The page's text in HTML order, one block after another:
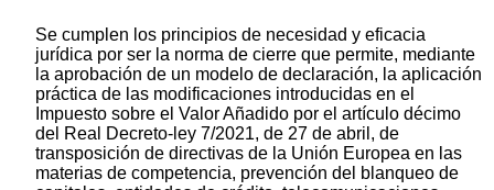
Se cumplen los principios de necesidad y eficacia
jurídica por ser la norma de cierre que permite, mediante
la aprobación de un modelo de declaración, la aplicación
práctica de las modificaciones introducidas en el
Impuesto sobre el Valor Añadido por el artículo décimo
del Real Decreto-ley 7/2021, de 27 de abril, de
transposición de directivas de la Unión Europea en las
materias de competencia, prevención del blanqueo de